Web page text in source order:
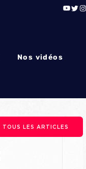
Nos vidéos
TOUS LES ARTICLES